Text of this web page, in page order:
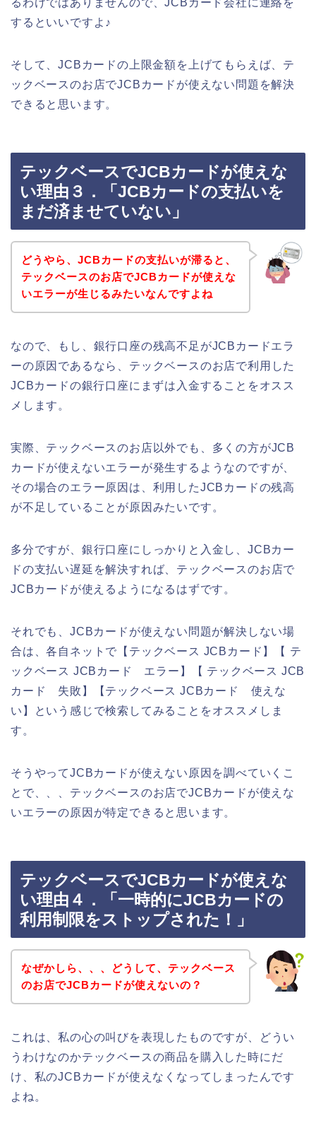
するといいですよ♪
そして、JCBカードの上限金額を上げてもらえば、テ
ックベースのお店でJCBカードが使えない問題を解決
できると思います。
テックベースでJCBカードが使えな
い理由３．「JCBカードの支払いを
まだ済ませていない」
どうやら、JCBカードの支払いが滞ると、
テックベースのお店でJCBカードが使えな
いエラーが生じるみたいなんですよね
なので、もし、銀行口座の残高不足がJCBカードエラ
ーの原因であるなら、テックベースのお店で利用した
JCBカードの銀行口座にまずは入金することをオスス
メします。
実際、テックベースのお店以外でも、多くの方がJCB
カードが使えないエラーが発生するようなのですが、
その場合のエラー原因は、利用したJCBカードの残高
が不足していることが原因みたいです。
多分ですが、銀行口座にしっかりと入金し、JCBカー
ドの支払い遅延を解決すれば、テックベースのお店で
JCBカードが使えるようになるはずです。
それでも、JCBカードが使えない問題が解決しない場
合は、各自ネットで【テックベース JCBカード】【 テ
ックベース JCBカード エラー】【 テックベース JCB
カード 失敗】【テックベース JCBカード 使えな
い】という感じで検索してみることをオススメしま
す。
そうやってJCBカードが使えない原因を調べていくこ
とで、、、テックベースのお店でJCBカードが使えな
いエラーの原因が特定できると思います。
テックベースでJCBカードが使えな
い理由４．「一時的にJCBカードの
利用制限をストップされた！」
なぜかしら、、、どうして、テックベース
のお店でJCBカードが使えないの？
これは、私の心の叫びを表現したものですが、どうい
うわけなのかテックベースの商品を購入した時にだ
け、私のJCBカードが使えなくなってしまったんです
よね。